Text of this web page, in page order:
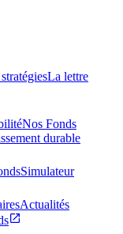
La lettre
Nos Fonds
durable
Simulateur
Actualités